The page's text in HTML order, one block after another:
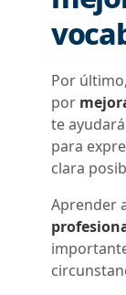
Por
por
te
para
clara
Aprender